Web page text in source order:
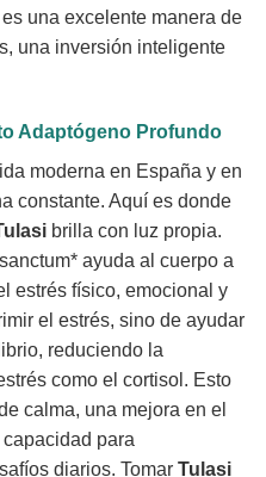
una excelente manera de
una inversión inteligente
Adaptógeno Profundo
moderna en España y en
constante. Aquí es donde
brilla con luz propia.
ayuda al cuerpo a
estrés físico, emocional y
el estrés, sino de ayudar
reduciendo la
como el cortisol. Esto
calma, una mejora en el
para
diarios. Tomar Tulasi